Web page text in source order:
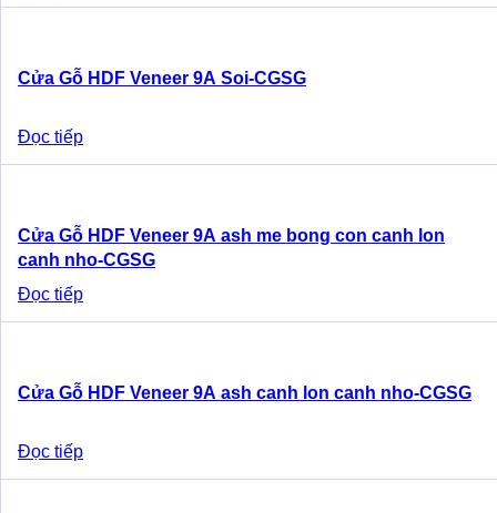
Cửa Gỗ HDF Veneer 9A Soi-CGSG
Đọc tiếp
Cửa Gỗ HDF Veneer 9A ash me bong con canh lon
canh nho-CGSG
Đọc tiếp
Cửa Gỗ HDF Veneer 9A ash canh lon canh nho-CGSG
Đọc tiếp